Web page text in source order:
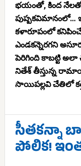
భయంతో, కింద నేలతో
కళారూపంలో
ఎండకన్నెరగని
పెరిగింది కాబట్టి
నితేశ్ తీస్తున్న
సాయిపల్లవి చేతిలో
సీతకన్నా
పోలిక!